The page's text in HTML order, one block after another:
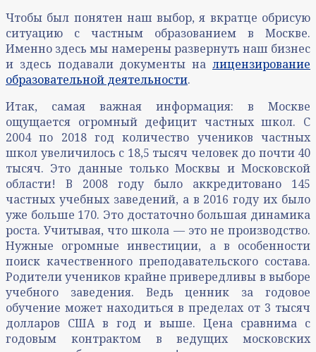
Чтобы был понятен наш выбор, я вкратце обрисую
ситуацию с частным образованием в Москве.
Именно здесь мы намерены развернуть наш бизнес
и здесь подавали документы на лицензирование
образовательной деятельности.
Итак, самая важная информация: в Москве
ощущается огромный дефицит частных школ. C
2004 по 2018 год количество учеников частных
школ увеличилось с 18,5 тысяч человек до почти 40
тысяч. Это данные только Москвы и Московской
области! В 2008 году было аккредитовано 145
частных учебных заведений, а в 2016 году их было
уже больше 170. Это достаточно большая динамика
роста. Учитывая, что школа — это не производство.
Нужные огромные инвестиции, а в особенности
поиск качественного преподавательского состава.
Родители учеников крайне привередливы в выборе
учебного заведения. Ведь ценник за годовое
обучение может находиться в пределах от 3 тысяч
долларов США в год и выше. Цена сравнима с
годовым контрактом в ведущих московских